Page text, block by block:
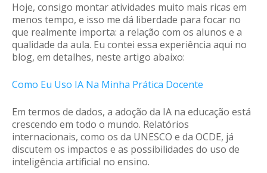
Hoje, consigo montar atividades muito mais ricas em
menos tempo, e isso me dá liberdade para focar no
que realmente importa: a relação com os alunos e a
qualidade da aula. Eu contei essa experiência aqui no
blog, em detalhes, neste artigo abaixo:
Como Eu Uso IA Na Minha Prática Docente
Em termos de dados, a adoção da IA na educação está
crescendo em todo o mundo. Relatórios
internacionais, como os da UNESCO e da OCDE, já
discutem os impactos e as possibilidades do uso de
inteligência artificial no ensino.